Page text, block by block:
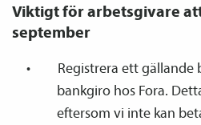
Viktigt för arbetsgivare
september
Registrera ett gällande
bankgiro hos Fora.
eftersom vi inte kan